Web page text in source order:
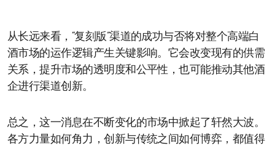
从长远来看，“复刻版”渠道的成功与否将对整个高端白
酒市场的运作逻辑产生关键影响。它会改变现有的供需
关系，提升市场的透明度和公平性，也可能推动其他酒
企进行渠道创新。
总之，这一消息在不断变化的市场中掀起了轩然大波。
各方力量如何角力，创新与传统之间如何博弈，都值得